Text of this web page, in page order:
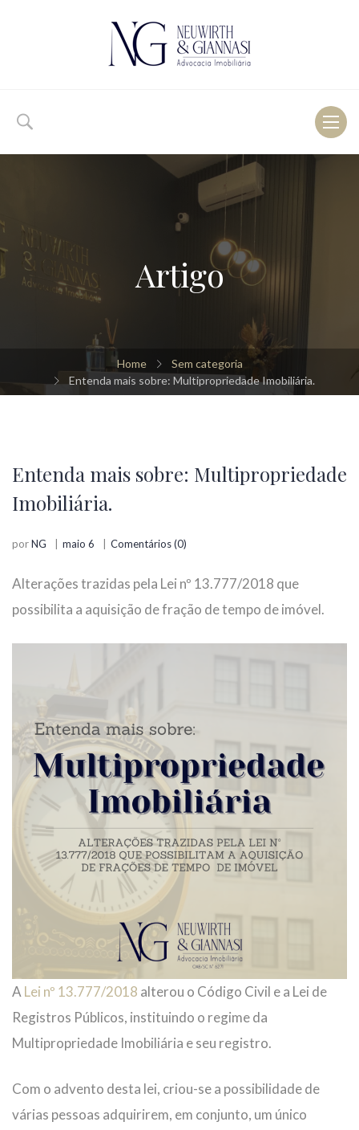
Toggle
Artigo
Home
Sem categoria
Entenda mais sobre: Multipropriedade Imobiliária.
Entenda mais sobre: Multipropriedade
Imobiliária.
porNG maio 6 Comentários (0)
Alterações trazidas pela Lei nº 13.777/2018 que
possibilita a aquisição de fração de tempo de imóvel.
A Lei nº 13.777/2018 alterou o Código Civil e a Lei de
Registros Públicos, instituindo o regime da
Multipropriedade Imobiliária e seu registro.
Com o advento desta lei, criou-se a possibilidade de
várias pessoas adquirirem, em conjunto, um único